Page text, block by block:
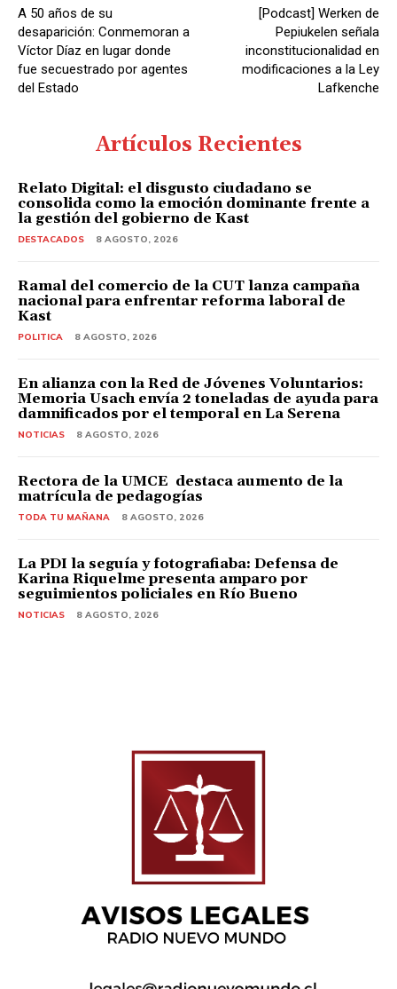
A 50 años de su
desaparición: Conmemoran a
Víctor Díaz en lugar donde
fue secuestrado por agentes
del Estado
[Podcast] Werken de
Pepiukelen señala
inconstitucionalidad en
modificaciones a la Ley
Lafkenche
Artículos Recientes
Relato Digital: el disgusto ciudadano se
consolida como la emoción dominante frente a
la gestión del gobierno de Kast
DESTACADOS 8 AGOSTO, 2026
Ramal del comercio de la CUT lanza campaña
nacional para enfrentar reforma laboral de
Kast
POLITICA 8 AGOSTO, 2026
En alianza con la Red de Jóvenes Voluntarios:
Memoria Usach envía 2 toneladas de ayuda para
damnificados por el temporal en La Serena
NOTICIAS 8 AGOSTO, 2026
Rectora de la UMCE destaca aumento de la
matrícula de pedagogías
TODA TU MAÑANA 8 AGOSTO, 2026
La PDI la seguía y fotografiaba: Defensa de
Karina Riquelme presenta amparo por
seguimientos policiales en Río Bueno
NOTICIAS 8 AGOSTO, 2026